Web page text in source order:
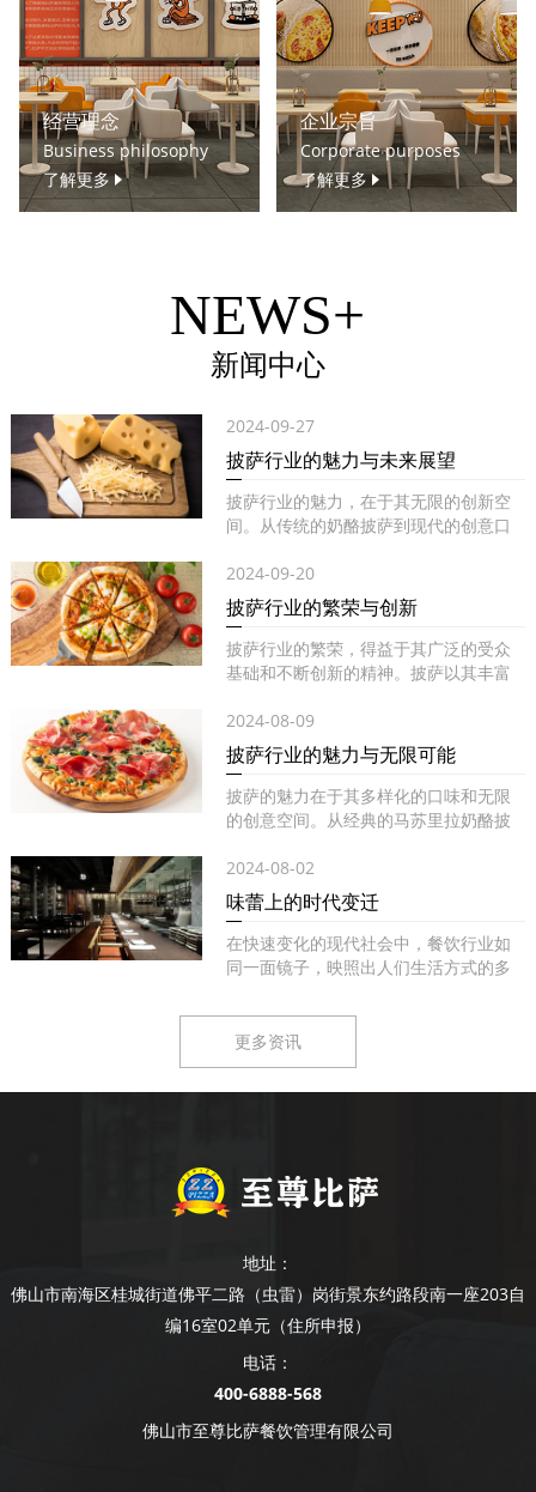
经营理念
Business philosophy
了解更多
企业宗旨
Corporate purposes
了解更多
NEWS+
新闻中心
2024-09-27
披萨行业的魅力与未来展望
披萨行业的魅力，在于其无限的创新空
间。从传统的奶酪披萨到现代的创意口
2024-09-20
披萨行业的繁荣与创新
披萨行业的繁荣，得益于其广泛的受众
基础和不断创新的精神。披萨以其丰富
2024-08-09
披萨行业的魅力与无限可能
披萨的魅力在于其多样化的口味和无限
的创意空间。从经典的马苏里拉奶酪披
2024-08-02
味蕾上的时代变迁
在快速变化的现代社会中，餐饮行业如
同一面镜子，映照出人们生活方式的多
更多资讯
地址：
佛山市南海区桂城街道佛平二路（虫雷）岗街景东约路段南一座203自
编16室02单元（住所申报）
电话：
400-6888-568
佛山市至尊比萨餐饮管理有限公司